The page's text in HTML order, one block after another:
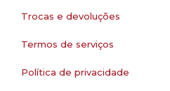
Trocas e devoluções
Termos de serviços
Política de privacidade